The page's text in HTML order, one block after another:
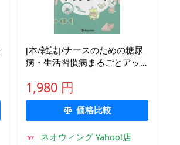
[本/雑誌]/ナースのための糖尿
病・生活習慣病まるごとアッ
スキルアップ!/辻本哲郎/著
1,980 円
価格比較
ネオウィング Yahoo!店